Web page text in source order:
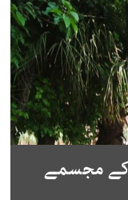
کے مجسمے